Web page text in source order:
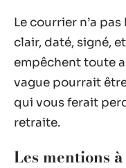
Le courrier n’a
clair, daté, signé,
empêchent toute
vague pourrait
qui vous ferait
retraite.
Les mentions